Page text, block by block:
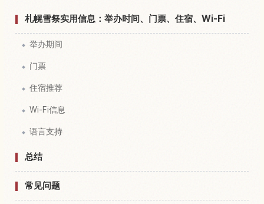
札幌雪祭实用信息：举办时间、门票、住宿、Wi-Fi
举办期间
门票
住宿推荐
Wi-Fi信息
语言支持
总结
常见问题